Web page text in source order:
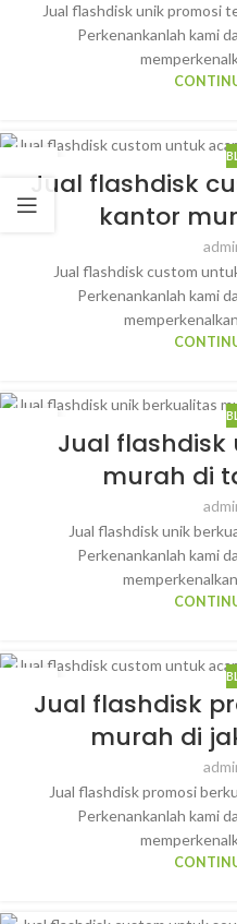
Jual flashdisk unik promosi
Perkenankanlah kami
Jual flashdisk
kantor
Jual flashdisk custom
Perkenankanlah kami
Jual flashdisk
murah di
Jual flashdisk unik
Perkenankanlah kami
JANJual flashdisk
murah di
Jual flashdisk promosi
Perkenankanlah kami